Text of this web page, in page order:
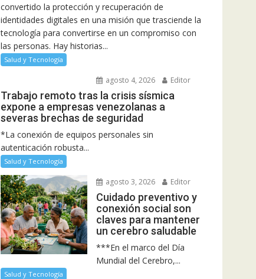
convertido la protección y recuperación de
identidades digitales en una misión que trasciende la
tecnología para convertirse en un compromiso con
las personas. Hay historias...
Salud y Tecnología
agosto 4, 2026 Editor
Trabajo remoto tras la crisis sísmica
expone a empresas venezolanas a
severas brechas de seguridad
*La conexión de equipos personales sin
autenticación robusta...
Salud y Tecnología
agosto 3, 2026 Editor
Cuidado preventivo y
conexión social son
claves para mantener
un cerebro saludable
***En el marco del Día
Mundial del Cerebro,...
Salud y Tecnología